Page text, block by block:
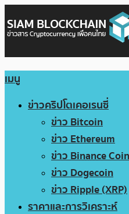
เมนู
ข่าวคริปโตเคอเรนซี่
ข่าว Bitcoin
ข่าว Ethereum
ข่าว Binance Coin
ข่าว Dogecoin
ข่าว Ripple (XRP)
ราคาและการวิเคราะห์